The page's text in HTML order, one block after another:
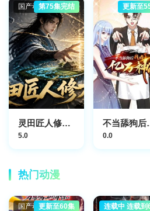
国产动漫第75集完结
灵田匠人修万物
5.0
更新至
不当舔狗
0.0
热门动漫
国产动漫更新至60集 国产动漫
连载中 连载到